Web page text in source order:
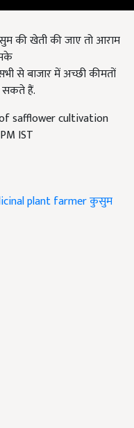
की खेती की जाए तो आराम
से बाजार में अच्छी कीमतों
सकते हैं.
safflower cultivation
IST
plantfarmerकुसुम